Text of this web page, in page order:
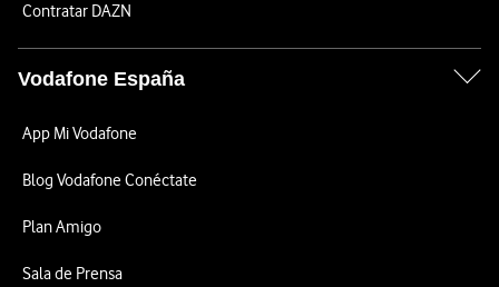
Contratar DAZN
Vodafone España
App Mi Vodafone
Blog Vodafone Conéctate
Plan Amigo
Sala de Prensa